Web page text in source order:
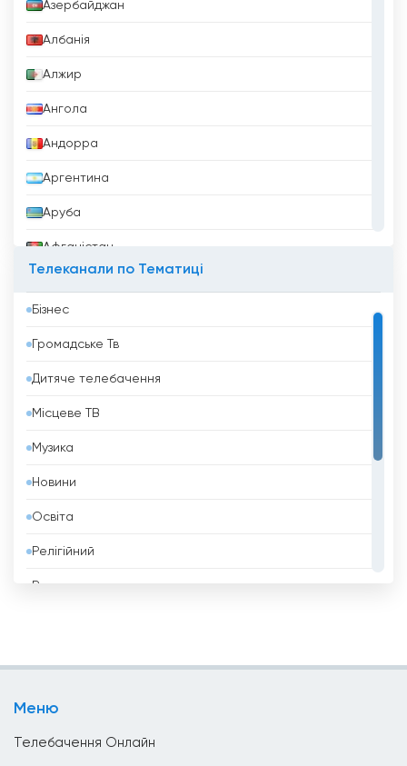
Jordan Sport TV Дивіться пряму
Азербайджан
Албанія
Алжир
Ангола
Андорра
Аргентина
Аруба
Афганістан
Барбадос
Бахрейн
Беліз
Бельгія
Бенін
Білорусь
Болгарія
Болівія
Телеканали по Тематиці
Бізнес
Громадське Тв
Дитяче телебачення
Місцеве ТВ
Музика
Новини
Освіта
Релігійний
Розваги
Меню
Телебачення Онлайн